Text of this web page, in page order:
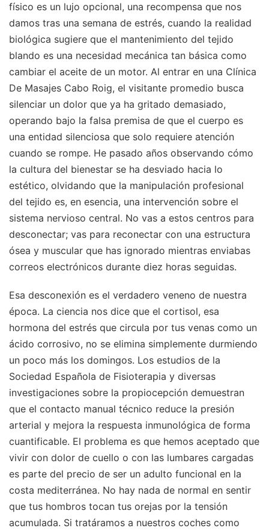
físico es un lujo opcional, una recompensa que nos
damos tras una semana de estrés, cuando la realidad
biológica sugiere que el mantenimiento del tejido
blando es una necesidad mecánica tan básica como
cambiar el aceite de un motor. Al entrar en una Clínica
De Masajes Cabo Roig, el visitante promedio busca
silenciar un dolor que ya ha gritado demasiado,
operando bajo la falsa premisa de que el cuerpo es
una entidad silenciosa que solo requiere atención
cuando se rompe. He pasado años observando cómo
la cultura del bienestar se ha desviado hacia lo
estético, olvidando que la manipulación profesional
del tejido es, en esencia, una intervención sobre el
sistema nervioso central. No vas a estos centros para
desconectar; vas para reconectar con una estructura
ósea y muscular que has ignorado mientras enviabas
correos electrónicos durante diez horas seguidas.
Esa desconexión es el verdadero veneno de nuestra
época. La ciencia nos dice que el cortisol, esa
hormona del estrés que circula por tus venas como un
ácido corrosivo, no se elimina simplemente durmiendo
un poco más los domingos. Los estudios de la
Sociedad Española de Fisioterapia y diversas
investigaciones sobre la propiocepción demuestran
que el contacto manual técnico reduce la presión
arterial y mejora la respuesta inmunológica de forma
cuantificable. El problema es que hemos aceptado que
vivir con dolor de cuello o con las lumbares cargadas
es parte del precio de ser un adulto funcional en la
costa mediterránea. No hay nada de normal en sentir
que tus hombros tocan tus orejas por la tensión
acumulada. Si tratáramos a nuestros coches como